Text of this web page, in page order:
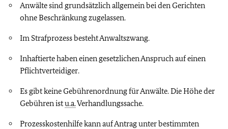
Anwälte sind grundsätzlich allgemein bei den Gerichten
ohne Beschränkung zugelassen.
Im Strafprozess besteht Anwaltszwang.
Inhaftierte haben einen gesetzlichen Anspruch auf einen
Pflichtverteidiger.
Es gibt keine Gebührenordnung für Anwälte. Die Höhe der
Gebühren istu.a.Verhandlungssache.
Prozesskostenhilfe kann auf Antrag unter bestimmten